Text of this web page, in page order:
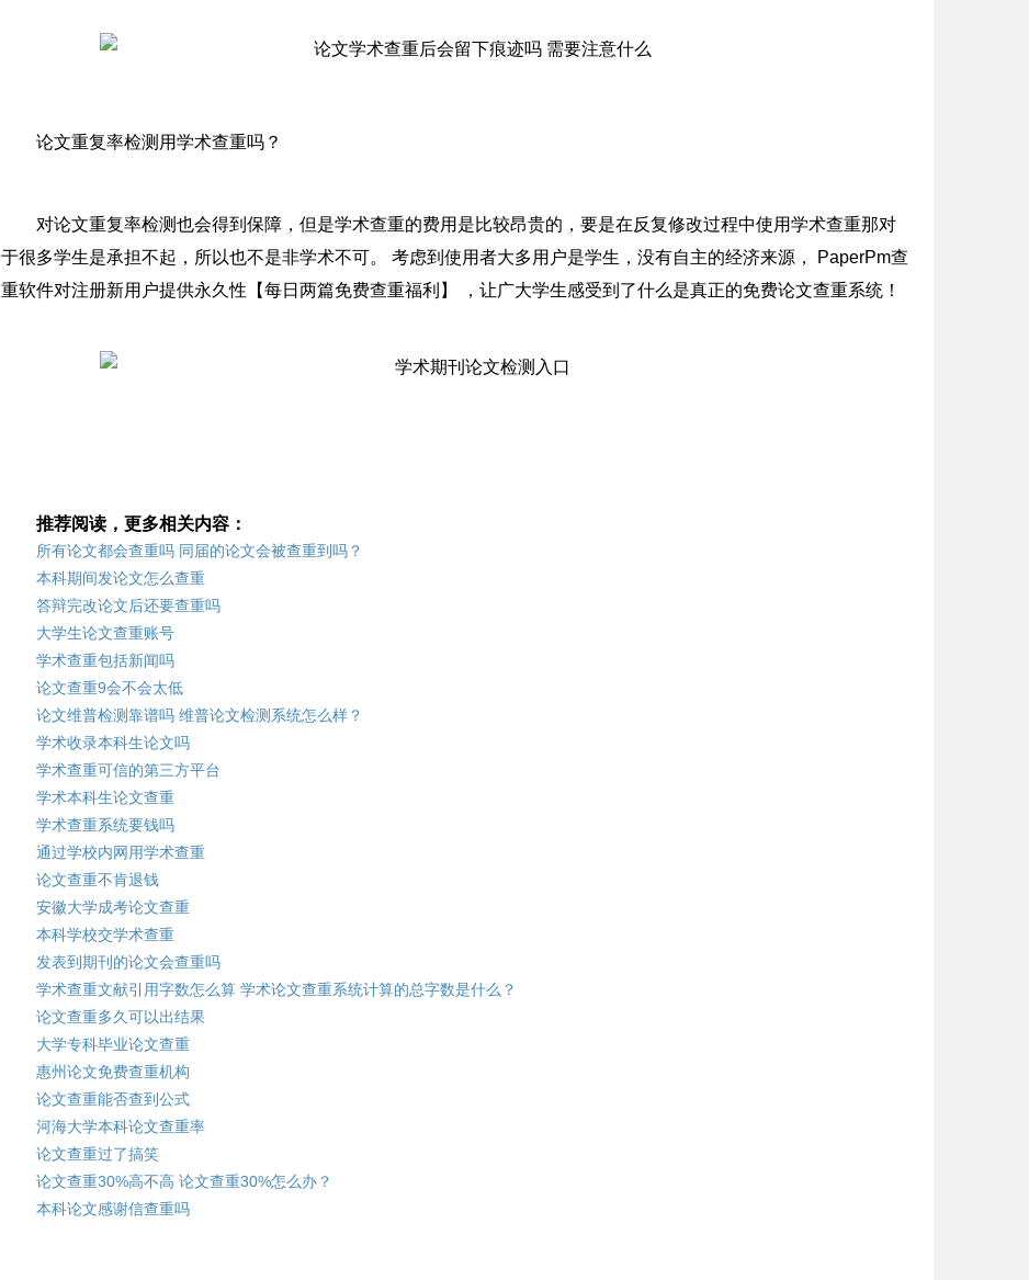
论文重复率检测用学术查重吗？
对论文重复率检测也会得到保障，但是学术查重的费用是比较昂贵的，要是在反复修改过程中使用学术查重那对
于很多学生是承担不起，所以也不是非学术不可。 考虑到使用者大多用户是学生，没有自主的经济来源， PaperPm查
重软件对注册新用户提供永久性【每日两篇免费查重福利】 ，让广大学生感受到了什么是真正的免费论文查重系统！
推荐阅读，更多相关内容：
所有论文都会查重吗 同届的论文会被查重到吗？
本科期间发论文怎么查重
答辩完改论文后还要查重吗
大学生论文查重账号
学术查重包括新闻吗
论文查重9会不会太低
论文维普检测靠谱吗 维普论文检测系统怎么样？
学术收录本科生论文吗
学术查重可信的第三方平台
学术本科生论文查重
学术查重系统要钱吗
通过学校内网用学术查重
论文查重不肯退钱
安徽大学成考论文查重
本科学校交学术查重
发表到期刊的论文会查重吗
学术查重文献引用字数怎么算 学术论文查重系统计算的总字数是什么？
论文查重多久可以出结果
大学专科毕业论文查重
惠州论文免费查重机构
论文查重能否查到公式
河海大学本科论文查重率
论文查重过了搞笑
论文查重30%高不高 论文查重30%怎么办？
本科论文感谢信查重吗